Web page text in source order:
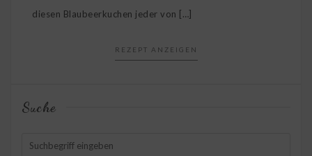
diesen Blaubeerkuchen jeder von […]
REZEPT ANZEIGEN
Suche